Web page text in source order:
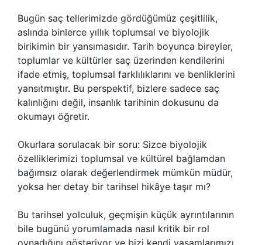
Bugün saç tellerimizde gördüğümüz çeşitlilik,
aslında binlerce yıllık toplumsal ve biyolojik
birikimin bir yansımasıdır. Tarih boyunca bireyler,
toplumlar ve kültürler saç üzerinden kendilerini
ifade etmiş, toplumsal farklılıklarını ve benliklerini
yansıtmıştır. Bu perspektif, bizlere sadece saç
kalınlığını değil, insanlık tarihinin dokusunu da
okumayı öğretir.
Okurlara sorulacak bir soru: Sizce biyolojik
özelliklerimizi toplumsal ve kültürel bağlamdan
bağımsız olarak değerlendirmek mümkün müdür,
yoksa her detay bir tarihsel hikâye taşır mı?
Bu tarihsel yolculuk, geçmişin küçük ayrıntılarının
bile bugünü yorumlamada nasıl kritik bir rol
oynadığını gösteriyor ve bizi kendi yaşamlarımızı